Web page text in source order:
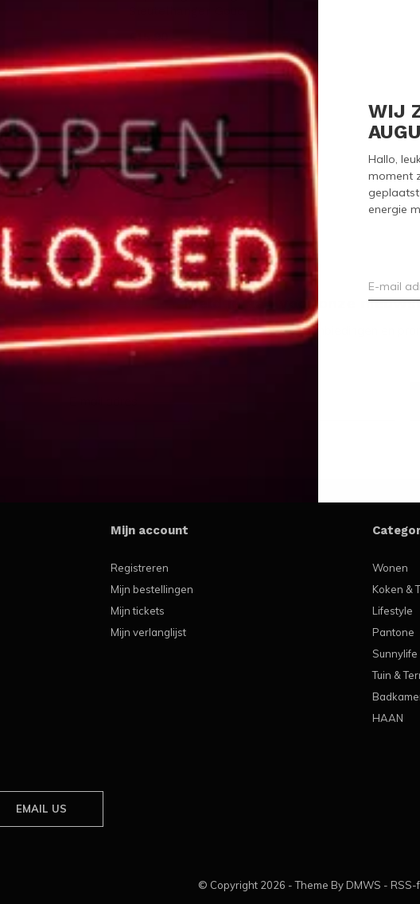
WIJ
Hallo,
moment
energie
Meld je aan voor onze
Ontvang de nieuwste aanbiedingen en
Mijn account
Registreren
Mijn bestellingen
Mijn tickets
Mijn verlanglijst
Wonen
Koken &
Lifestyle
Pantone
Sunnylife
Tuin &
HAAN
EMAIL US
© Copyright 2026 - Theme By DMWS - RSS-